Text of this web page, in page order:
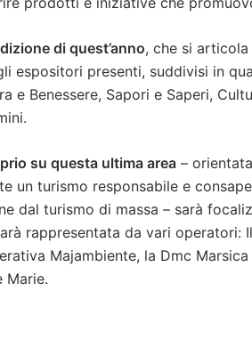
di quest’anno, che si
espositori presenti, suddivisi in
e Benessere, Sapori e Saperi,
su questa ultima area –
un turismo responsabile e
dal turismo di massa – sarà
rappresentata da vari operatori:
Majambiente, la Dmc
Marie.